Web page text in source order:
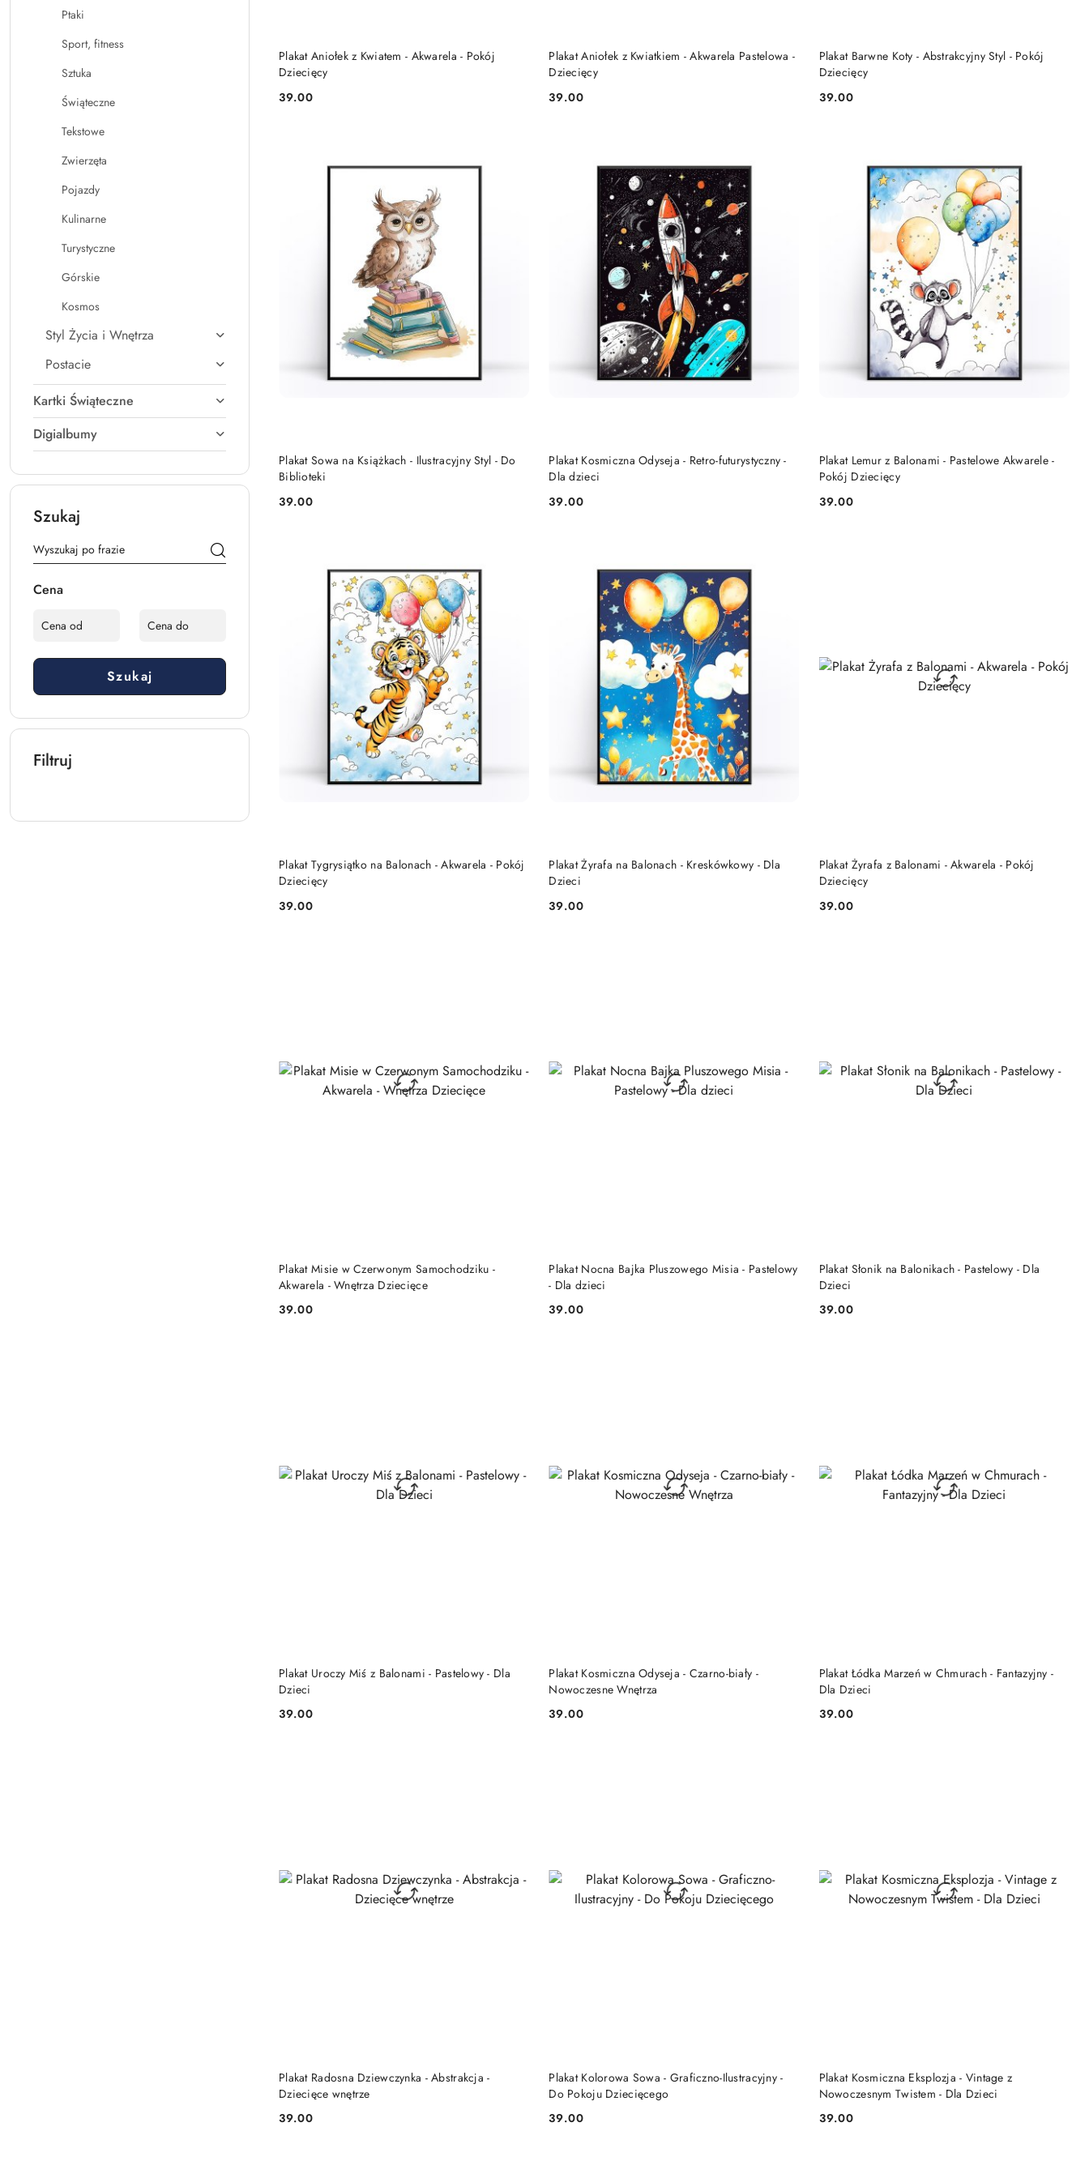
Ptaki
Sport, fitness
Sztuka
Świąteczne
Tekstowe
Zwierzęta
Pojazdy
Kulinarne
Turystyczne
Górskie
Kosmos
Styl Życia i Wnętrza
Postacie
Kartki Świąteczne
Digialbumy
Szukaj
Cena
Szukaj
Filtruj
Plakat Aniołek z Kwiatem - Akwarela - Pokój
Dziecięcy
Cena:
39.00
DO KOSZYKA
Plakat Aniołek z Kwiatkiem - Akwarela Pastelowa -
Dziecięcy
Cena:
39.00
DO KOSZYKA
Plakat Barwne Koty - Abstrakcyjny Styl - Pokój
Dziecięcy
Cena:
39.00
DO KOSZYKA
Plakat Sowa na Książkach - Ilustracyjny Styl - Do
Biblioteki
Cena:
39.00
DO KOSZYKA
Plakat Kosmiczna Odyseja - Retro-futurystyczny -
Dla dzieci
Cena:
39.00
DO KOSZYKA
Plakat Lemur z Balonami - Pastelowe Akwarele -
Pokój Dziecięcy
Cena:
39.00
DO KOSZYKA
Plakat Tygrysiątko na Balonach - Akwarela - Pokój
Dziecięcy
Cena:
39.00
DO KOSZYKA
Plakat Żyrafa na Balonach - Kreskówkowy - Dla
Dzieci
Cena:
39.00
DO KOSZYKA
Plakat Żyrafa z Balonami - Akwarela - Pokój
Dziecięcy
Cena:
39.00
DO KOSZYKA
Plakat Misie w Czerwonym Samochodziku -
Akwarela - Wnętrza Dziecięce
Cena:
39.00
DO KOSZYKA
Plakat Nocna Bajka Pluszowego Misia - Pastelowy
- Dla dzieci
Cena:
39.00
DO KOSZYKA
Plakat Słonik na Balonikach - Pastelowy - Dla
Dzieci
Cena:
39.00
DO KOSZYKA
Plakat Uroczy Miś z Balonami - Pastelowy - Dla
Dzieci
Cena:
39.00
DO KOSZYKA
Plakat Kosmiczna Odyseja - Czarno-biały -
Nowoczesne Wnętrza
Cena:
39.00
DO KOSZYKA
Plakat Łódka Marzeń w Chmurach - Fantazyjny -
Dla Dzieci
Cena:
39.00
DO KOSZYKA
Plakat Radosna Dziewczynka - Abstrakcja -
Dziecięce wnętrze
Cena:
39.00
DO KOSZYKA
Plakat Kolorowa Sowa - Graficzno-Ilustracyjny -
Do Pokoju Dziecięcego
Cena:
39.00
DO KOSZYKA
Plakat Kosmiczna Eksplozja - Vintage z
Nowoczesnym Twistem - Dla Dzieci
Cena:
39.00
DO KOSZYKA